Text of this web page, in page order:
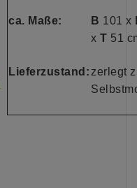
ca. Maße: B 101 x
x T 51
Lieferzustand: zerlegt